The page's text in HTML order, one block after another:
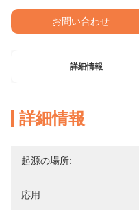
お問い合わせ
詳細情報
詳細情報
起源の場所:
応用: